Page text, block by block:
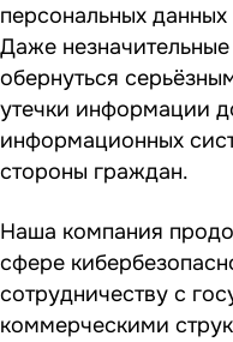
персональных
Даже
обернуться
утечки информации
информационных
стороны граждан.
Наша компания
сфере
сотрудничеству с
коммерческими